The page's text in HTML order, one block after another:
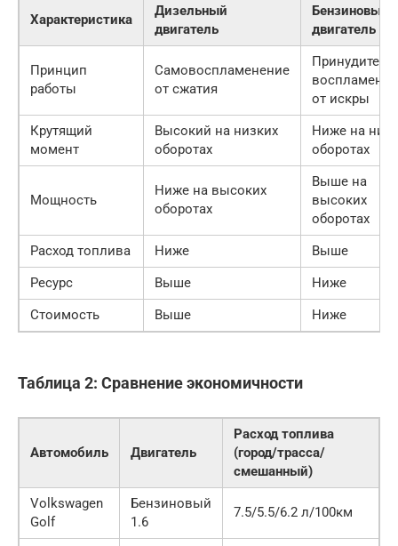
Характеристика
Дизельный
двигатель
Бензиновый
двигатель
Принцип
работы
Самовоспламенение
от сжатия
от искры
Крутящий
момент
Высокий на низких
оборотах
Ниже на
оборотах
Мощность
Ниже на высоких
оборотах
Выше на
высоких
оборотах
Расход топлива
Ниже
Выше
Ресурс
Выше
Ниже
Стоимость
Выше Ниже
Таблица 2: Сравнение экономичности
Автомобиль Двигатель
Расход топлива
(город/трасса/
смешанный)
Volkswagen
Golf
Бензиновый
1.6
7.5/5.5/6.2 л/100км